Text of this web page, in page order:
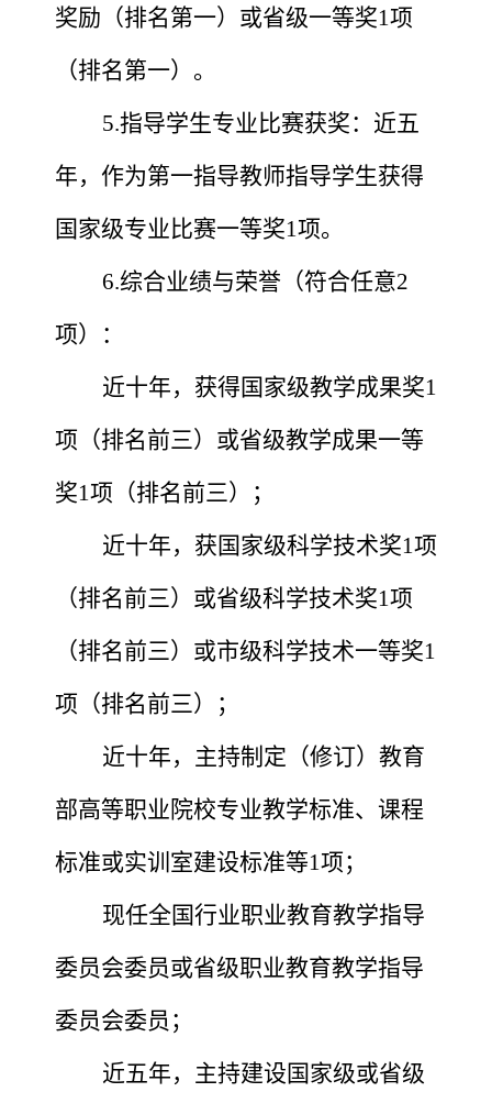
奖励（排名第一）或省级一等奖1项
（排名第一）。
5.指导学生专业比赛获奖：近五
年，作为第一指导教师指导学生获得
国家级专业比赛一等奖1项。
6.综合业绩与荣誉（符合任意2
项）：
近十年，获得国家级教学成果奖1
项（排名前三）或省级教学成果一等
奖1项（排名前三）；
近十年，获国家级科学技术奖1项
（排名前三）或省级科学技术奖1项
（排名前三）或市级科学技术一等奖1
项（排名前三）；
近十年，主持制定（修订）教育
部高等职业院校专业教学标准、课程
标准或实训室建设标准等1项；
现任全国行业职业教育教学指导
委员会委员或省级职业教育教学指导
委员会委员；
近五年，主持建设国家级或省级